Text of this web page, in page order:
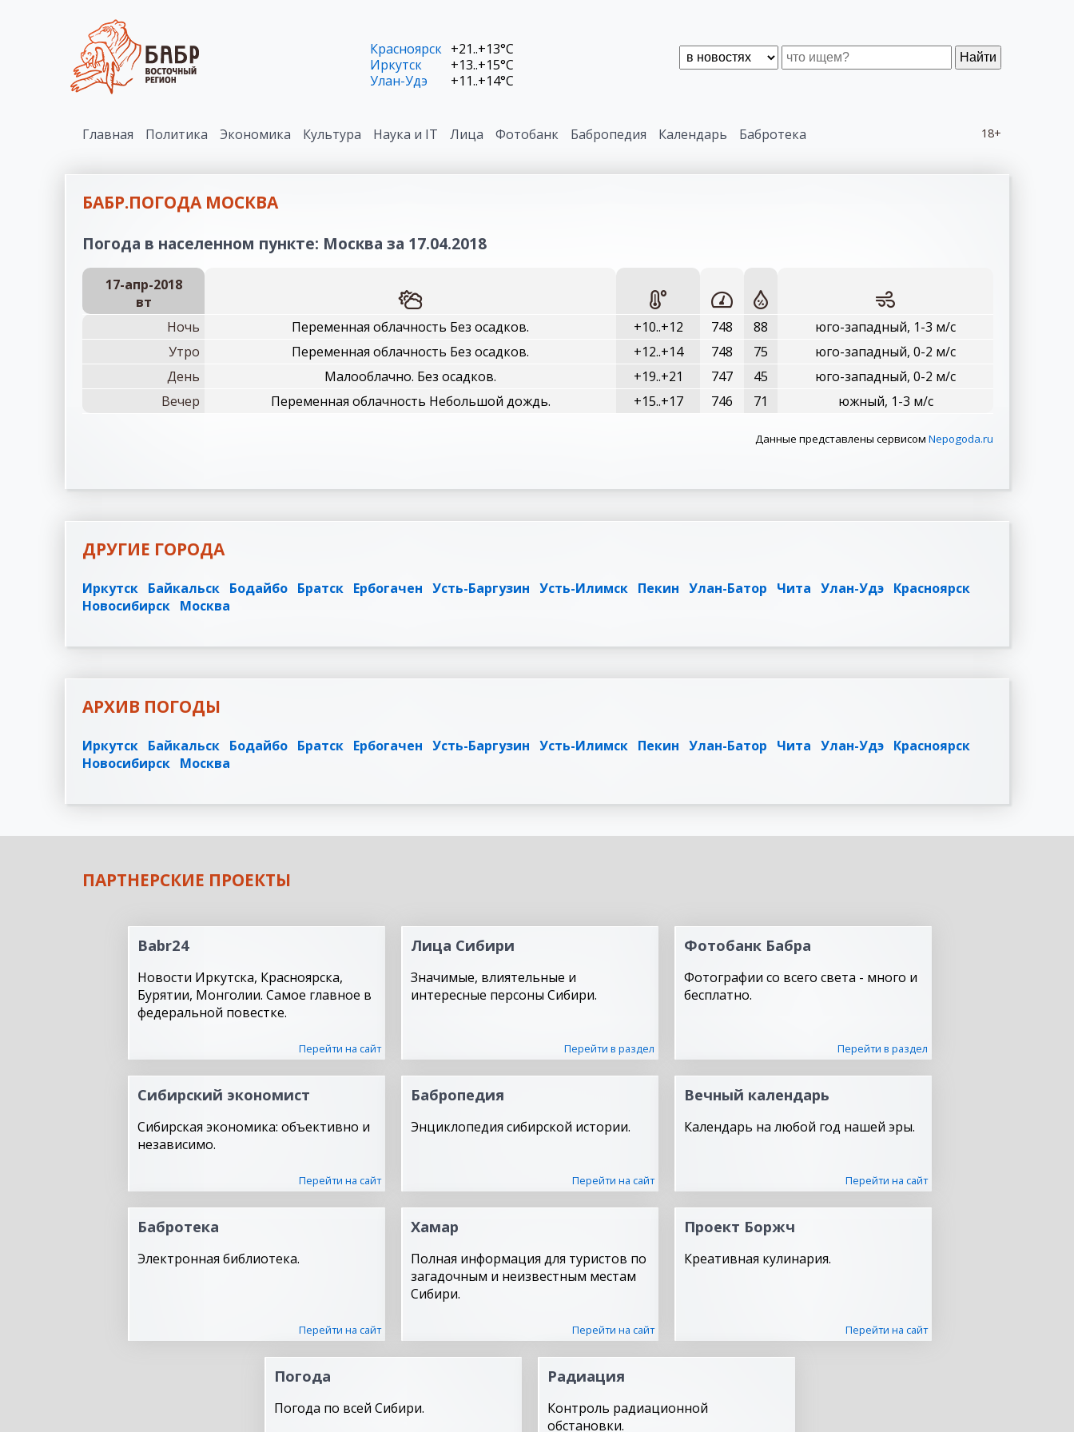
Найти
Красноярск +21..+13°C
Иркутск
+13..+15°C
Улан-Удэ
+11..+14°C
18+
Главная Политика Экономика Культура Наука и IT Лица Фотобанк Бабропедия Календарь Бабротека
БАБР.ПОГОДА МОСКВА
Погода в населенном пункте: Москва за 17.04.2018
17-апр-2018
вт
Ночь
Переменная облачность Без осадков. +10..+12 748 88
юго-западный, 1-3 м/с
Утро
Переменная облачность Без осадков. +12..+14 748 75
юго-западный, 0-2 м/с
День
Малооблачно. Без осадков. +19..+21 747 45
юго-западный, 0-2 м/с
Вечер
Переменная облачность Небольшой дождь. +15..+17 746 71 южный, 1-3 м/с
Данные представлены сервисом Nepogoda.ru
ДРУГИЕ ГОРОДА
Иркутск Байкальск Бодайбо Братск Ербогачен Усть-Баргузин Усть-Илимск Пекин Улан-Батор Чита Улан-Удэ Красноярск
Новосибирск Москва
АРХИВ ПОГОДЫ
Иркутск Байкальск Бодайбо Братск Ербогачен Усть-Баргузин Усть-Илимск Пекин Улан-Батор Чита Улан-Удэ Красноярск
Новосибирск Москва
ПАРТНЕРСКИЕ ПРОЕКТЫ
Babr24
Новости Иркутска, Красноярска,
Бурятии, Монголии. Самое главное в
федеральной повестке.
Перейти на сайт
Лица Сибири
Значимые, влиятельные и
интересные персоны Сибири.
Перейти в раздел
Фотобанк Бабра
Фотографии со всего света - много и
бесплатно.
Перейти в раздел
Сибирский экономист
Сибирская экономика: объективно и
независимо.
Перейти на сайт
Бабропедия
Энциклопедия сибирской истории.
Перейти на сайт
Вечный календарь
Календарь на любой год нашей эры.
Перейти на сайт
Бабротека
Электронная библиотека.
Перейти на сайт
Хамар
Полная информация для туристов по
загадочным и неизвестным местам
Сибири.
Перейти на сайт
Проект Боржч
Креативная кулинария.
Перейти на сайт
Погода
Погода по всей Сибири.
Радиация
Контроль радиационной
обстановки.